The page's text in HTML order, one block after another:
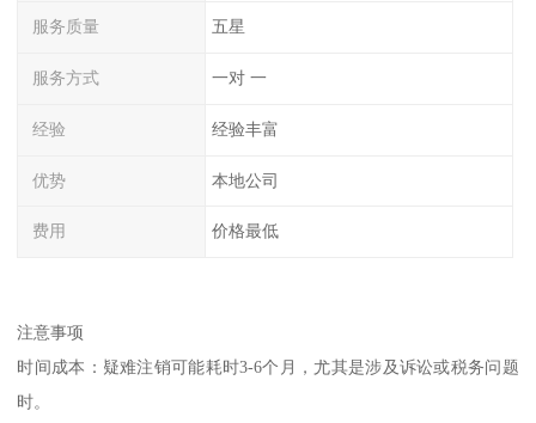
服务质量 五星
服务方式 一对 一
经验 经验丰富
优势 本地公司
费用 价格最低
注意事项
时间成本：疑难注销可能耗时3-6个月，尤其是涉及诉讼或税务问题
时。